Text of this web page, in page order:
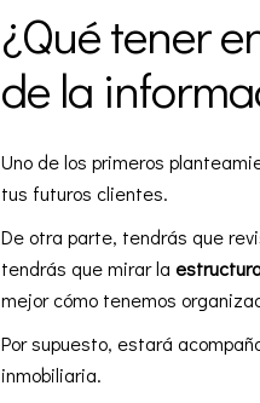
¿Qué tener
de la
Uno de los primeros
tus futuros clientes.
De otra parte, tendrás que
tendrás que mirar la
mejor cómo tenemos
Por supuesto, estará
inmobiliaria.